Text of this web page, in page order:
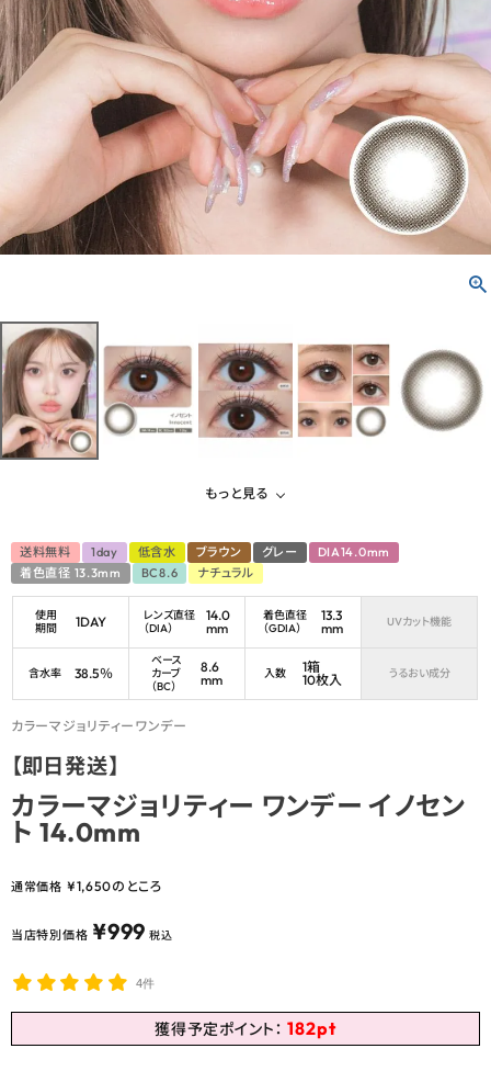
発送について
お支払い方法について
お買い物ガイド
お問い合わせ
よくあるご質問
もっと見る
送料無料 1day 低含水 ブラウン グレー
DIA14.0mm
着色直径 13.3mm
BC8.6 ナチュラル
使用
期間
1DAY
レンズ直径
（DIA）
14.0
mm
着色直径
（GDIA）
13.3
mm
UVカット機能
含水率 38.5％
ベース
カーブ
（BC）
8.6
mm
入数
1箱
10枚入
うるおい成分
カラーマジョリティーワンデー
【即日発送】
カラーマジョリティー ワンデー イノセン
ト 14.0mm
通常価格 ¥1,650のところ
当店特別価格 ¥999 税込
4件
獲得予定ポイント： 182pt